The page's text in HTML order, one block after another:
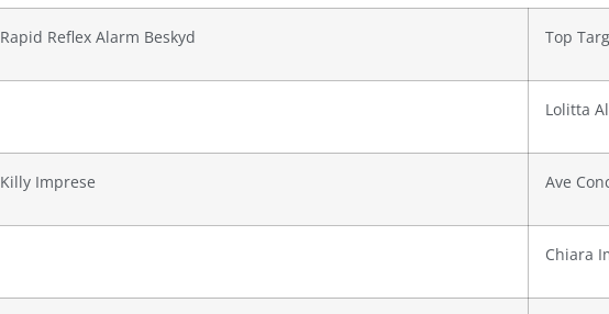
Rapid Reflex Alarm Beskyd Top
Lolitta
Killy Imprese Ave
Chiara